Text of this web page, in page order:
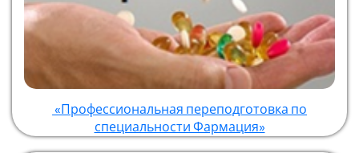
«Профессиональная переподготовка по
специальности Фармация»